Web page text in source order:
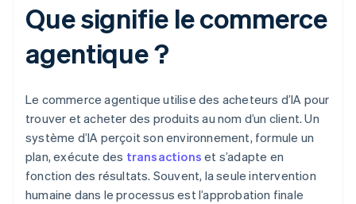
Que signifie le commerce
agentique ?
Le commerce agentique utilise des acheteurs d’IA pour
trouver et acheter des produits au nom d’un client. Un
système d’IA perçoit son environnement, formule un
plan, exécute des transactions et s’adapte en
fonction des résultats. Souvent, la seule intervention
humaine dans le processus est l’approbation finale